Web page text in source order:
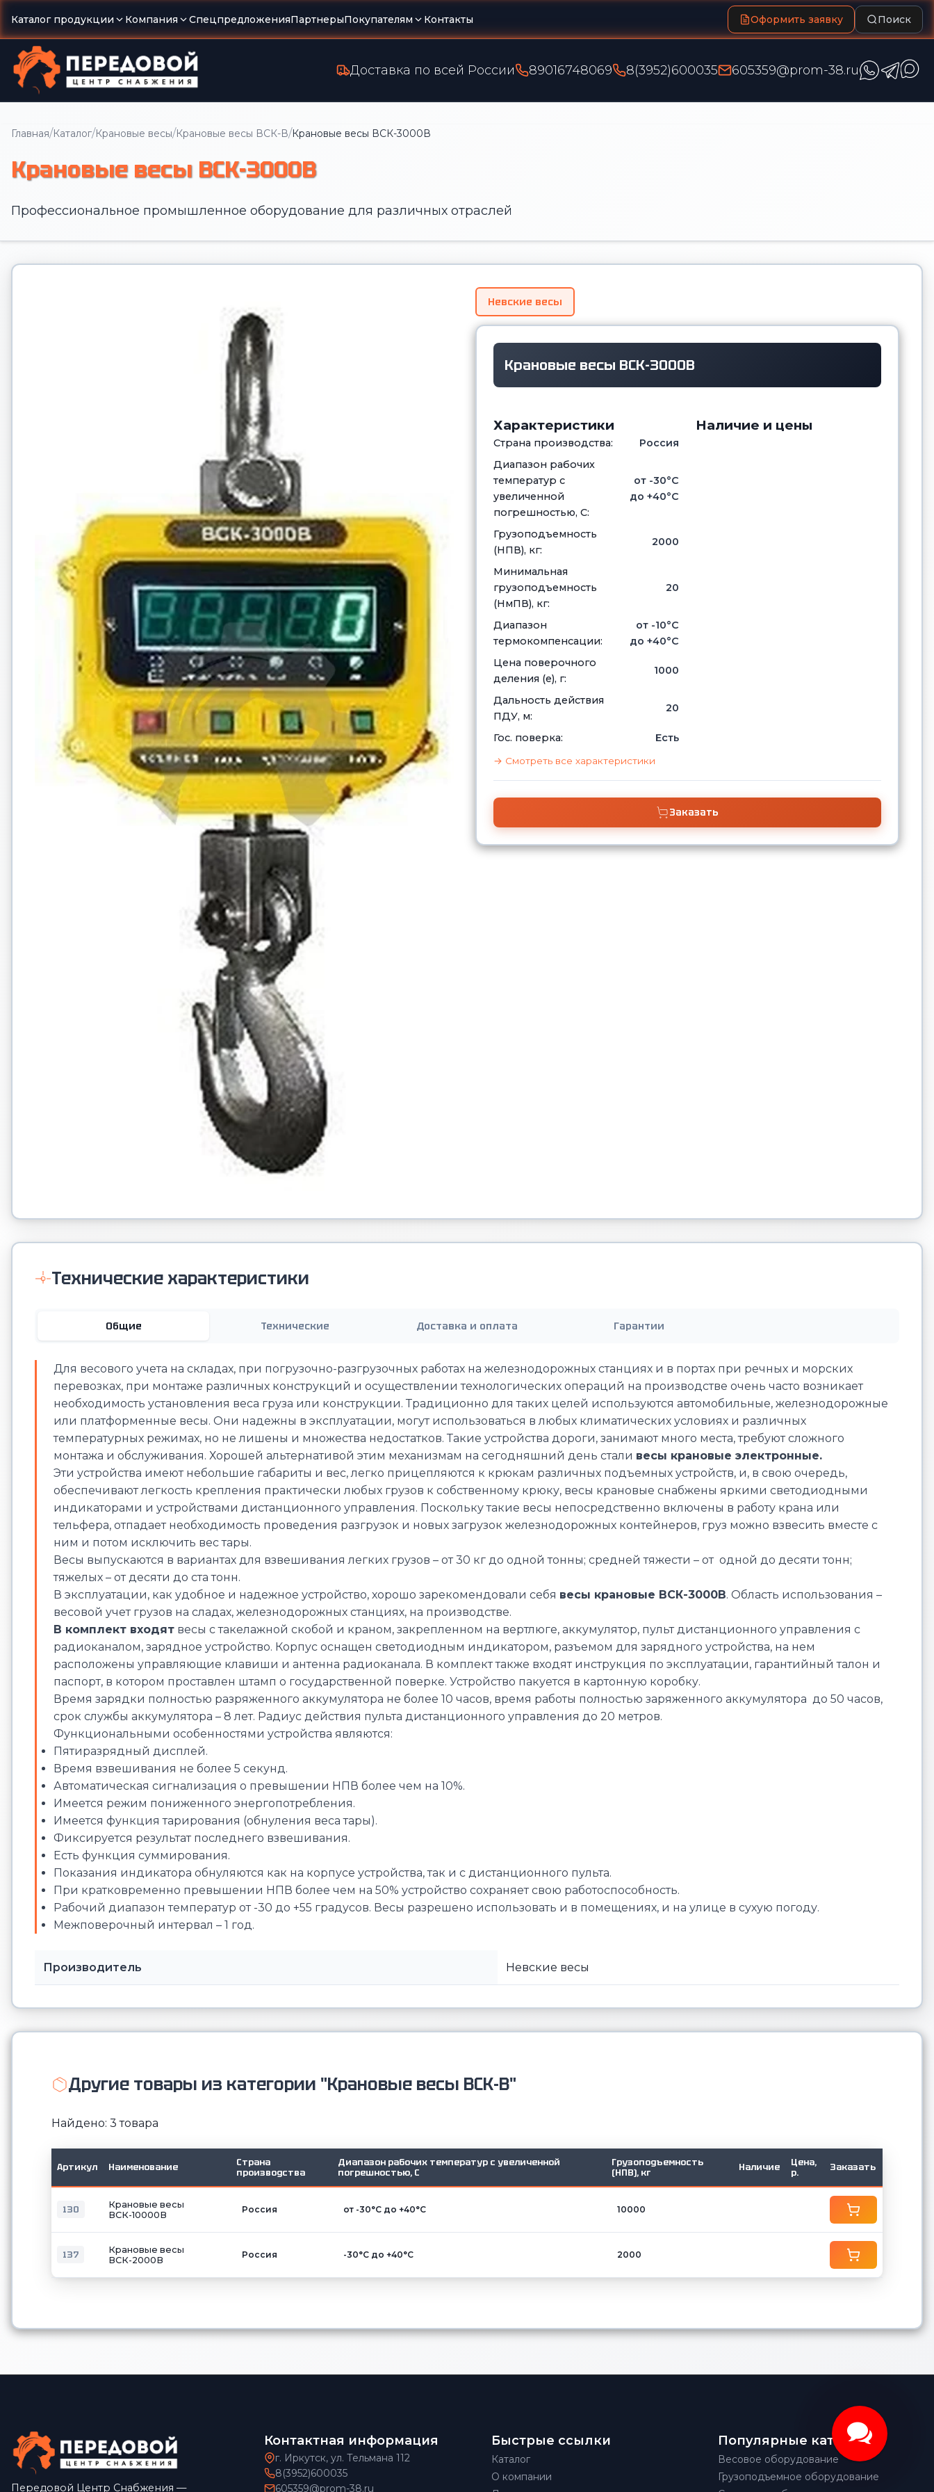
Каталог продукции Компания СпецпредложенияПартнерыПокупателям Контакты Оформить заявку Поиск
Доставка по всей России 89016748069 8(3952)600035 605359@prom-38.ru
Главная/Каталог/Крановые весы/Крановые весы ВСК-В/Крановые весы ВСК-3000В
Крановые весы ВСК-3000В
Профессиональное промышленное оборудование для различных отраслей
Невские весы
Крановые весы ВСК-3000В
Характеристики
Страна производства:
Россия
Диапазон рабочих
температур с
увеличенной
погрешностью, С:
от -30°С
до +40°С
Грузоподъемность
(НПВ), кг:
2000
Минимальная
грузоподъемность
(НмПВ), кг:
20
Диапазон
термокомпенсации:
от -10°С
до +40°С
Цена поверочного
деления (е), г:
1000
Дальность действия
ПДУ, м:
20
Гос. поверка: Есть
→ Смотреть все характеристики
Наличие и цены
Заказать
Технические характеристики
Общие Технические Доставка и оплата Гарантии
Для весового учета на складах, при погрузочно-разгрузочных работах на железнодорожных станциях и в портах при речных и морских
перевозках, при монтаже различных конструкций и осуществлении технологических операций на производстве очень часто возникает
необходимость установления веса груза или конструкции. Традиционно для таких целей используются автомобильные, железнодорожные
или платформенные весы. Они надежны в эксплуатации, могут использоваться в любых климатических условиях и различных
температурных режимах, но не лишены и множества недостатков. Такие устройства дороги, занимают много места, требуют сложного
монтажа и обслуживания. Хорошей альтернативой этим механизмам на сегодняшний день стали весы крановые электронные.
Эти устройства имеют небольшие габариты и вес, легко прицепляются к крюкам различных подъемных устройств, и, в свою очередь,
обеспечивают легкость крепления практически любых грузов к собственному крюку, весы крановые снабжены яркими светодиодными
индикаторами и устройствами дистанционного управления. Поскольку такие весы непосредственно включены в работу крана или
тельфера, отпадает необходимость проведения разгрузок и новых загрузок железнодорожных контейнеров, груз можно взвесить вместе с
ним и потом исключить вес тары.
Весы выпускаются в вариантах для взвешивания легких грузов – от 30 кг до одной тонны; средней тяжести – от одной до десяти тонн;
тяжелых – от десяти до ста тонн.
В эксплуатации, как удобное и надежное устройство, хорошо зарекомендовали себя весы крановые ВСК-3000В. Область использования –
весовой учет грузов на сладах, железнодорожных станциях, на производстве.
В комплект входят весы с такелажной скобой и краном, закрепленном на вертлюге, аккумулятор, пульт дистанционного управления с
радиоканалом, зарядное устройство. Корпус оснащен светодиодным индикатором, разъемом для зарядного устройства, на нем
расположены управляющие клавиши и антенна радиоканала. В комплект также входят инструкция по эксплуатации, гарантийный талон и
паспорт, в котором проставлен штамп о государственной поверке. Устройство пакуется в картонную коробку.
Время зарядки полностью разряженного аккумулятора не более 10 часов, время работы полностью заряженного аккумулятора до 50 часов,
срок службы аккумулятора – 8 лет. Радиус действия пульта дистанционного управления до 20 метров.
Функциональными особенностями устройства являются:
Пятиразрядный дисплей.
Время взвешивания не более 5 секунд.
Автоматическая сигнализация о превышении НПВ более чем на 10%.
Имеется режим пониженного энергопотребления.
Имеется функция тарирования (обнуления веса тары).
Фиксируется результат последнего взвешивания.
Есть функция суммирования.
Показания индикатора обнуляются как на корпусе устройства, так и с дистанционного пульта.
При кратковременно превышении НПВ более чем на 50% устройство сохраняет свою работоспособность.
Рабочий диапазон температур от -30 до +55 градусов. Весы разрешено использовать и в помещениях, и на улице в сухую погоду.
Межповерочный интервал – 1 год.
Производитель Невские весы
Другие товары из категории "Крановые весы ВСК-В"
Найдено: 3 товара
Артикул Наименование
Страна
производства
Диапазон рабочих температур с увеличенной
погрешностью, С
Грузоподъемность
(НПВ), кг
Наличие
Цена,
р.
Заказать
130
Крановые весы
ВСК-10000В
Россия от -30°С до +40°С 10000
137
Крановые весы
ВСК-2000В
Россия -30°С до +40°С 2000
Передовой Центр Снабжения —
Контактная информация
г. Иркутск, ул. Тельмана 112
8(3952)600035
605359@prom-38.ru
Быстрые ссылки
Каталог
О компании
Популярные категории
Весовое оборудование
Грузоподъемное оборудование